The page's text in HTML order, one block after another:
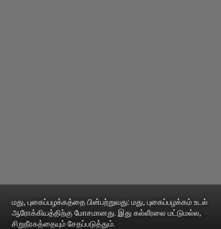
மது, புகைப்பழக்கத்தை பின்பற்றுவது: மது, புகைப்பழக்கம் உடல்
ஆரோக்கியத்திற்கு மோசமானது. இது கல்லீரலை மட்டுமல்ல,
சிறுநீரகத்தையும் சேதப்படுத்தும்.